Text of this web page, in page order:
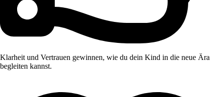
Klarheit und Vertrauen gewinnen, wie du dein Kind in die neue Ära
begleiten kannst.